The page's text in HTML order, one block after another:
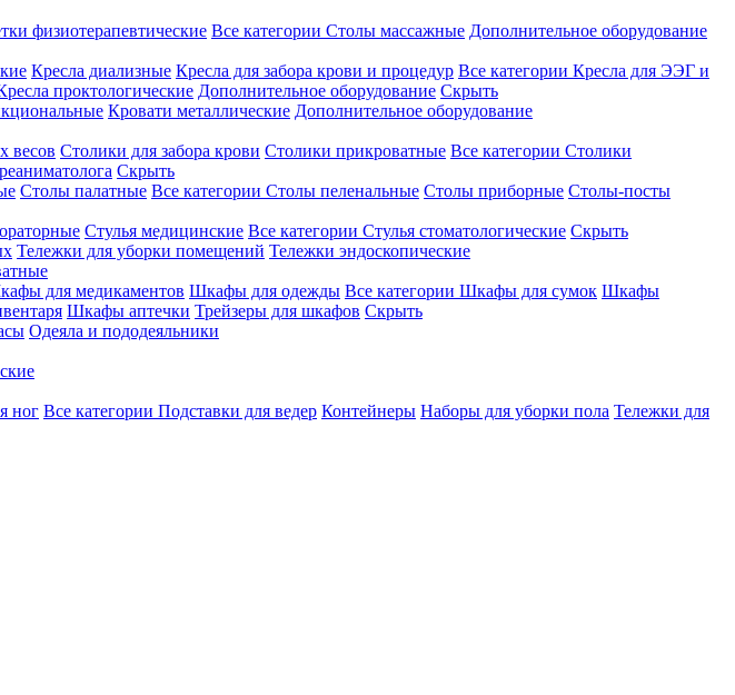
физиотерапевтические Все категории Столы массажные Дополнительное оборудование
Кресла диализные Кресла для забора крови и процедур Все категории Кресла для ЭЭГ и
проктологические Дополнительное оборудование Скрыть
Кровати металлические Дополнительное оборудование
весов Столики для забора крови Столики прикроватные Все категории Столики
Скрыть
Столы палатные Все категории Столы пеленальные Столы приборные Столы-посты
Стулья медицинские Все категории Стулья стоматологические Скрыть
Тележки для уборки помещений Тележки эндоскопические
для медикаментов Шкафы для одежды Все категории Шкафы для сумок Шкафы
Шкафы аптечки Трейзеры для шкафов Скрыть
Одеяла и пододеяльники
ног Все категории Подставки для ведер Контейнеры Наборы для уборки пола Тележки для